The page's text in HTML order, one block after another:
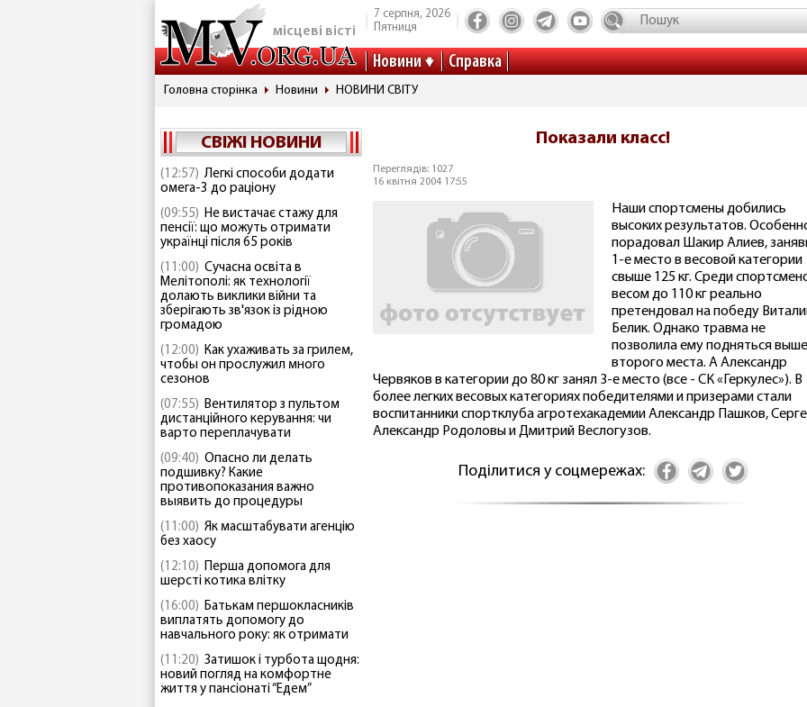
місцеві вісті
7 серпня, 2026
Пятниця
Новини Справка
Головна сторінка Новини НОВИНИ СВІТУ
СВІЖІ НОВИНИ
(12:57) Легкі способи додати
омега-3 до раціону
(09:55) Не вистачає стажу для
пенсії: що можуть отримати
українці після 65 років
(11:00) Сучасна освіта в
Мелітополі: як технології
долають виклики війни та
зберігають зв'язок із рідною
громадою
(12:00) Как ухаживать за грилем,
чтобы он прослужил много
сезонов
(07:55) Вентилятор з пультом
дистанційного керування: чи
варто переплачувати
(09:40) Опасно ли делать
подшивку? Какие
противопоказания важно
выявить до процедуры
(11:00) Як масштабувати агенцію
без хаосу
(12:10) Перша допомога для
шерсті котика влітку
(16:00) Батькам першокласників
виплатять допомогу до
навчального року: як отримати
(11:20) Затишок і турбота щодня:
новий погляд на комфортне
життя у пансіонаті “Едем”
Показали класс!
Переглядів: 1027
16 квітня 2004 17:55
Наши спортсмены добились
высоких результатов.
порадовал Шакир Алиев,
1-е место в весовой категории
свыше 125 кг. Среди
весом до 110 кг реально
претендовал на победу
Белик. Однако травма не
позволила ему подняться выше
второго места. А Александр
Червяков в категории до 80 кг занял 3-е место (все - СК «Геркулес»). В
более легких весовых категориях победителями и призерами стали
воспитанники спортклуба агротехакадемии Александр Пашков,
Александр Родоловы и Дмитрий Веслогузов.
Поділитися у соцмережах: